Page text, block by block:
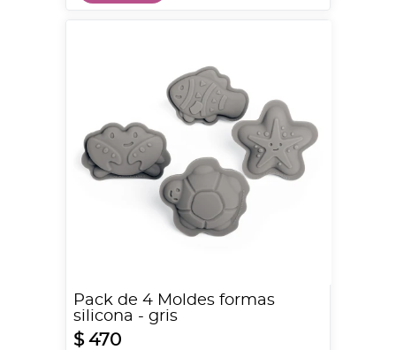
Pack de 4 Moldes formas
silicona - gris
$ 470